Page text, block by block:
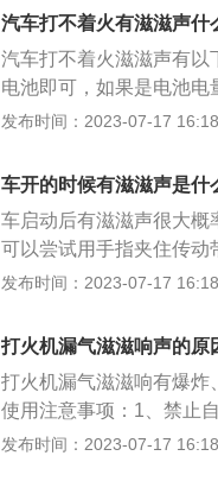
换。另外，如果刹车盘磨
面，使刹车盘偏摆量小于
湿度大或发动机大负荷时
带上有油污，如果是油污
螺栓，使压缩机的皮带
可以用手压一下皮带的
换；皮带的张紧轮损坏
汽车打不着火有滋滋声什
汽车打不着火滋滋声有以
电池即可，如果是电池电
坏：此时需要去4S店或
火，还有一些手动挡车如
在其他档位，自然就会
安全隐患。
发布时间：2023-07-17
车开的时候有滋滋声是什
车启动后有滋滋声很大概
可以尝试用手指夹住传动
下进行，扭转角度一般要
缸”发动机直接报废。一
发动机上的皮带分正时皮
在车子的使用周期内不
般在5至12万公里之间。
议必须更换，因为正时皮
发布时间：2023-07-17
打火机漏气滋滋响声的原
打火机漏气滋滋响有爆炸
使用注意事项：1、禁止
簧和游丝因为空间和硬度
发布时间：2023-07-17